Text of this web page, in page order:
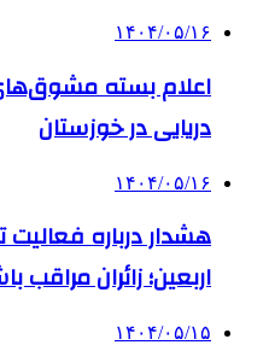
۱۴۰۴/۰۵/۱۶
اعلام بسته
دریایی در خوزستان
۱۴۰۴/۰۵/۱۶
هشدار درباره
اربعین؛ زائران مراقب
۱۴۰۴/۰۵/۱۵